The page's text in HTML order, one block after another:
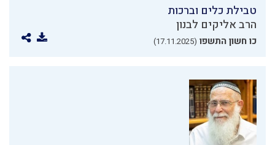
טבילת כלים וברכות
הרב אליקים לבנון
כו חשון התשפו (17.11.2025)